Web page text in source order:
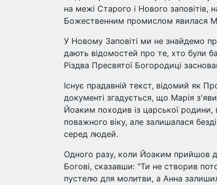
на межі Старого і Нового заповітів,
Божественним промислом явилася
У Новому Заповіті ми не знайдемо
дають відомостей про те, хто були
Різдва Пресвятої Богородиці
Існує прадавній текст, відомий як
документі згадується, що Марія
Йоаким походив із царської
поважного віку, але залишалася
серед людей.
Одного разу, коли Йоаким прийшов
Богові, сказавши: "Ти не створив
пустелю для молитви, а Анна